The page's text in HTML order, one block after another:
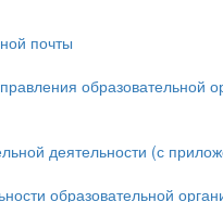
почты
образовательной
деятельности (с
образовательной